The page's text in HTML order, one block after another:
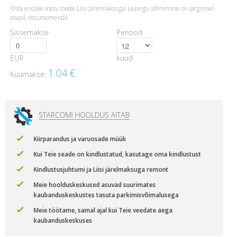
Osta endale sobiv toode Liisi järelmaksuga! Lepingu sõlmimine on järgmisel
etapil, ostumomendil.
Sissemakse
EUR
Periood
kuud
Kuumakse: 1.04€
STARCOMI HOOLDUS AITAB
Kiirparandus ja varuosade müük
Kui Teie seade on kindlustatud, kasutage oma kindlustust
Kindlustusjuhtumi ja Liisi järelmaksuga remont
Meie hoolduskeskused asuvad suurimates
kaubanduskeskustes tasuta parkimisvõimalusega
Meie töötame, samal ajal kui Teie veedate aega
kaubanduskeskuses